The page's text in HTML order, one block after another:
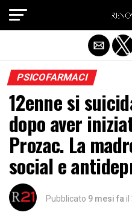
PSICOFARMACI
12enne si
dopo aver
Prozac. La
social e
Pubblicato 9 mesi fa il
Exit